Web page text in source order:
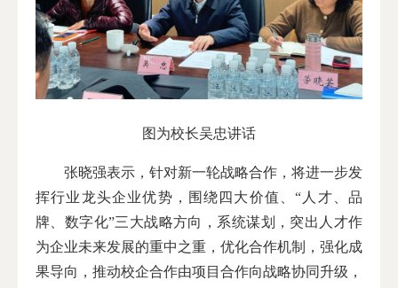
图为校长吴忠讲话
张晓强表示，针对新一轮战略合作，将进一步发
挥行业龙头企业优势，围绕四大价值、“人才、品
牌、数字化”三大战略方向，系统谋划，突出人才作
为企业未来发展的重中之重，优化合作机制，强化成
果导向，推动校企合作由项目合作向战略协同升级，